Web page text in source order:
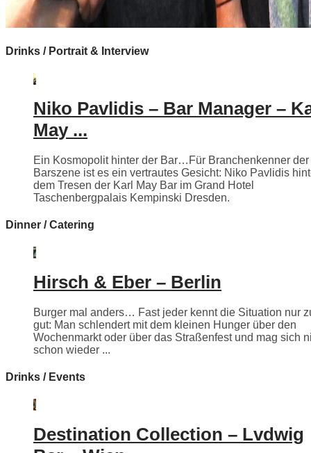
Drinks / Portrait & Interview
Niko Pavlidis – Bar Manager –
May ...
Ein Kosmopolit hinter der Bar…Für Branchenkenner der
Barszene ist es ein vertrautes Gesicht: Niko Pavlidis
dem Tresen der Karl May Bar im Grand Hotel
Taschenbergpalais Kempinski Dresden.
Dinner / Catering
Hirsch & Eber – Berlin
Burger mal anders… Fast jeder kennt die Situation nur
gut: Man schlendert mit dem kleinen Hunger über den
Wochenmarkt oder über das Straßenfest und mag sich
schon wieder ...
Drinks / Events
Destination Collection – Lvdwig